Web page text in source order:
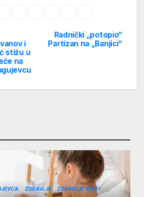
Radnički „potopio“
Partizan na „Banjici“
i
stižu u
na
ZDRAVLJE ZDRAVLJE VESTI